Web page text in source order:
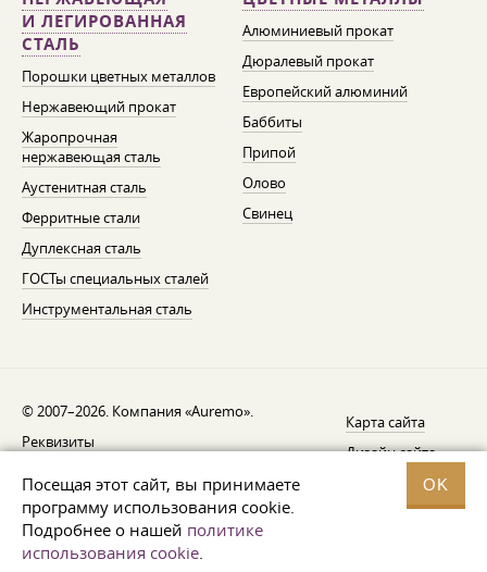
Посещая этот сайт, вы принимаете
программу использования cookie.
Подробнее о нашей политике
использования cookie.
OK
И ЛЕГИРОВАННАЯ
СТАЛЬ
Порошки цветных металлов
Нержавеющий прокат
Жаропрочная
нержавеющая сталь
Аустенитная сталь
Ферритные стали
Дуплексная сталь
ГОСТы специальных сталей
Инструментальная сталь
Алюминиевый прокат
Дюралевый прокат
Европейский алюминий
Баббиты
Припой
Олово
Свинец
© 2007–2026. Компания «Auremo».
Реквизиты
Уведомление об отзыве
Защита данных
Карта сайта
Дизайн сайта —